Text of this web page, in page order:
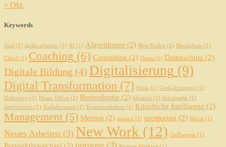
« Okt.
Keywords
Agil (1) agiles arbeiten (1) AI (1) Algorithmen (2) Beta Kodex (1) Blockchain (1)
Cloud (1) Coaching (6) Consulting (2) Daten (1) Datenschutz (2)
Digitale Bildung (4) Digitalisierung (9)
Digital Transformation (7) Ethik (1) Geek-Economy (1)
Holocracy (1) Home Office (1) Humorkratie (2) Ideation (1) Informatik (1)
Intervention (1) Kollaboration (1) Kommunikation (1) Künstliche Intelligenz (2)
Management (5) Meetup (2) mentor (1) mentoring (2) Moral (1)
Neues Arbeiten (3) New Work (12) OnPurpose (1)
Perspektivwechsel (2) purpose (3)